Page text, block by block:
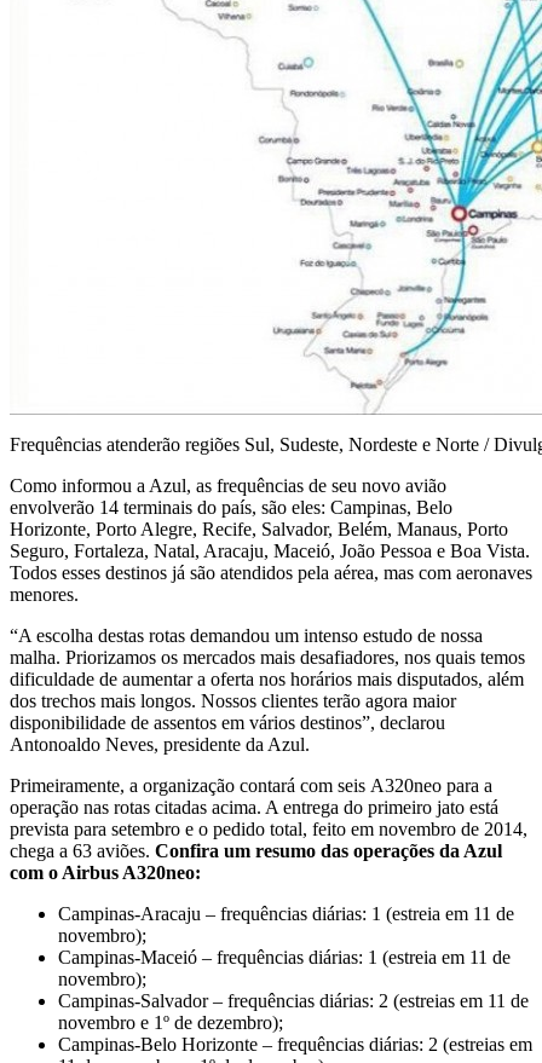
Frequências atenderão regiões Sul, Sudeste, Nordeste e Norte /
Como informou a Azul, as frequências de seu novo avião
envolverão 14 terminais do país, são eles: Campinas, Belo
Horizonte, Porto Alegre, Recife, Salvador, Belém, Manaus, Porto
Seguro, Fortaleza, Natal, Aracaju, Maceió, João Pessoa e Boa Vista.
Todos esses destinos já são atendidos pela aérea, mas com aeronaves
menores.
“A escolha destas rotas demandou um intenso estudo de nossa
malha. Priorizamos os mercados mais desafiadores, nos quais temos
dificuldade de aumentar a oferta nos horários mais disputados, além
dos trechos mais longos. Nossos clientes terão agora maior
disponibilidade de assentos em vários destinos”, declarou
Antonoaldo Neves, presidente da Azul.
Primeiramente, a organização contará com seis A320neo para a
operação nas rotas citadas acima. A entrega do primeiro jato está
prevista para setembro e o pedido total, feito em novembro de 2014,
chega a 63 aviões. Confira um resumo das operações da Azul
com o Airbus A320neo:
Campinas-Aracaju – frequências diárias: 1 (estreia em 11 de
novembro);
Campinas-Maceió – frequências diárias: 1 (estreia em 11 de
novembro);
Campinas-Salvador – frequências diárias: 2 (estreias em 11 de
novembro e 1º de dezembro);
Campinas-Belo Horizonte – frequências diárias: 2 (estreias em